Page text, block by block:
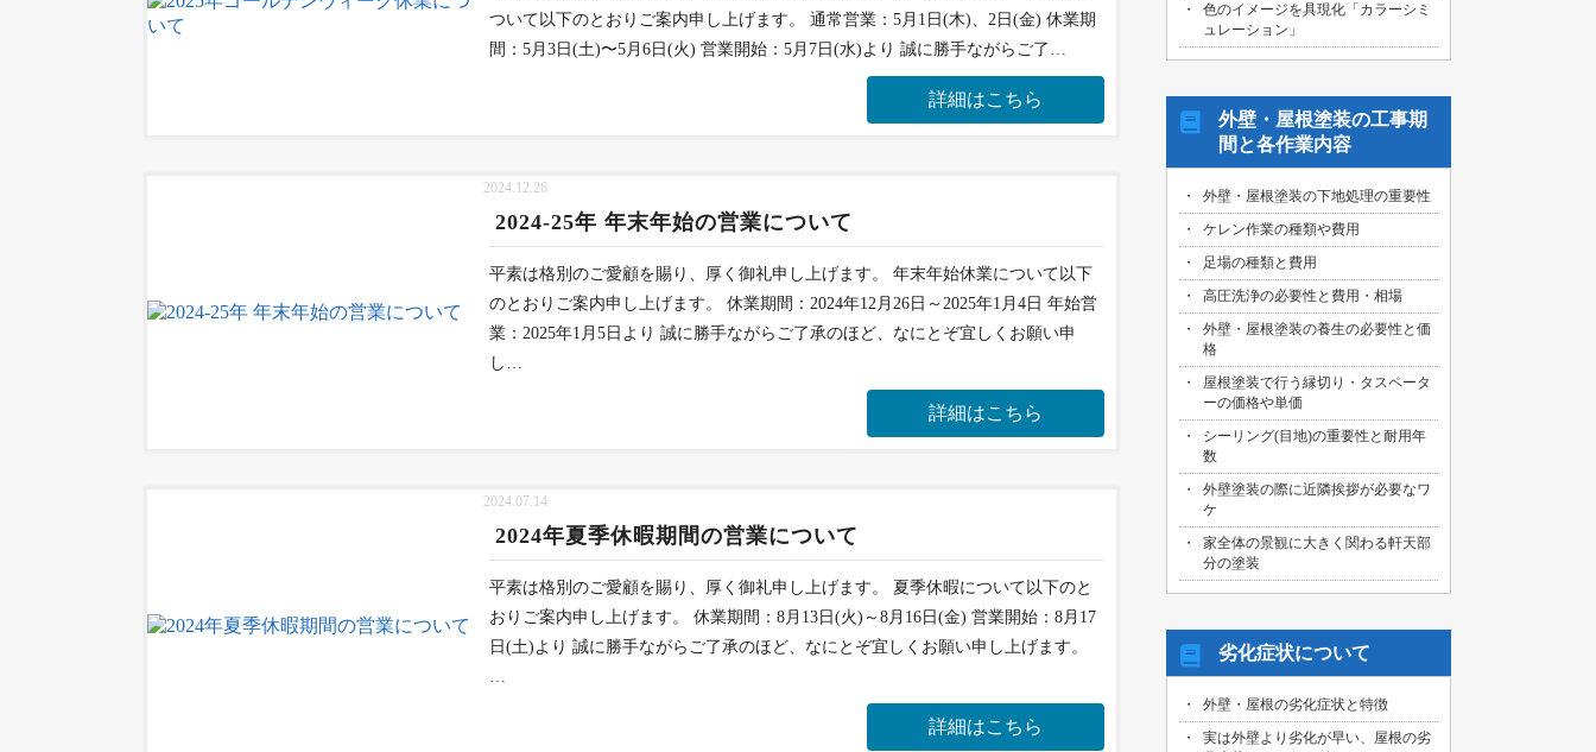
ついて以下のとおりご案内申し上げます。 通常営業：5月1日(木)、2日(金) 休業期
間：5月3日(土)〜5月6日(火) 営業開始：5月7日(水)より 誠に勝手ながらご了…
詳細はこちら
2024.12.26
2024-25年 年末年始の営業について
平素は格別のご愛顧を賜り、厚く御礼申し上げます。 年末年始休業について以下
のとおりご案内申し上げます。 休業期間：2024年12月26日～2025年1月4日 年始営
業：2025年1月5日より 誠に勝手ながらご了承のほど、なにとぞ宜しくお願い申
し…
詳細はこちら
2024.07.14
2024年夏季休暇期間の営業について
平素は格別のご愛顧を賜り、厚く御礼申し上げます。 夏季休暇について以下のと
おりご案内申し上げます。 休業期間：8月13日(火)～8月16日(金) 営業開始：8月17
日(土)より 誠に勝手ながらご了承のほど、なにとぞ宜しくお願い申し上げます。
…
詳細はこちら
色のイメージを具現化「カラーシミ
ュレーション」
外壁・屋根塗装の工事期
間と各作業内容
外壁・屋根塗装の下地処理の重要性
ケレン作業の種類や費用
足場の種類と費用
高圧洗浄の必要性と費用・相場
外壁・屋根塗装の養生の必要性と価
格
屋根塗装で行う縁切り・タスペータ
ーの価格や単価
シーリング(目地)の重要性と耐用年
数
外壁塗装の際に近隣挨拶が必要なワ
ケ
家全体の景観に大きく関わる軒天部
分の塗装
劣化症状について
外壁・屋根の劣化症状と特徴
実は外壁より劣化が早い、屋根の劣